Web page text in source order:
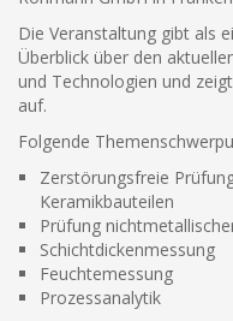
Die Veranstaltung gibt als
Überblick über den
und Technologien und
auf.
Folgende
Zerstörungsfreie
Keramikbauteilen
Prüfung
Schichtdickenmessung
Feuchtemessung
Prozessanalytik